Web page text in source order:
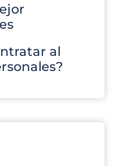
al